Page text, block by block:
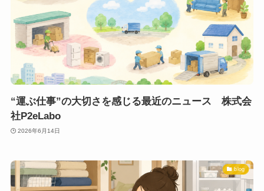
“運ぶ仕事”の大切さを感じる最近のニュース 株式会
社P2eLabo
2026年6月14日
blog